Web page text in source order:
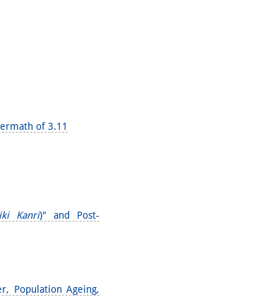
of 3.11
Kanri)" and Post-
Population Ageing,